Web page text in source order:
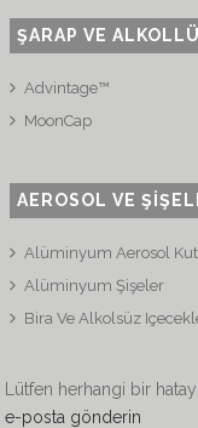
ŞARAP VE
Advintage™
MoonCap
AEROSOL VE
Alüminyum Aerosol
Alüminyum Şişeler
Bira Ve Alkolsüz
Lütfen herhangi bir
e-posta gönderin